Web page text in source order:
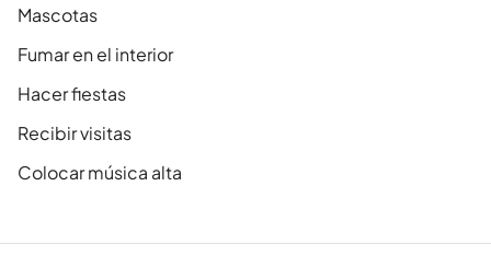
Mascotas
Fumar en el interior
Hacer fiestas
Recibir visitas
Colocar música alta